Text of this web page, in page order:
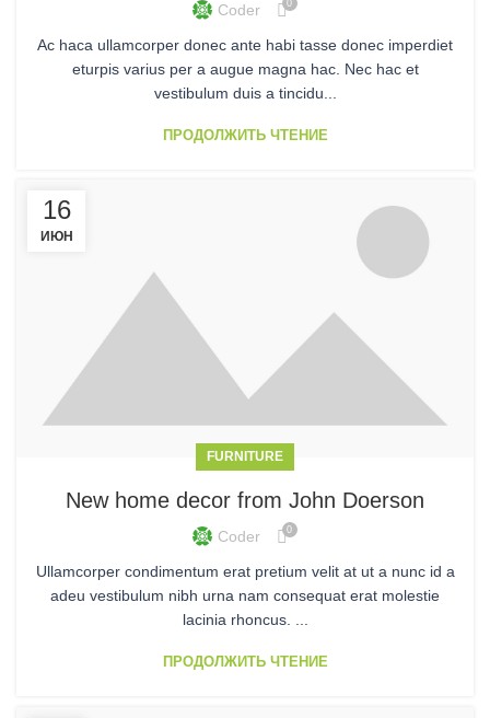
Coder 0
Ac haca ullamcorper donec ante habi tasse donec imperdiet
eturpis varius per a augue magna hac. Nec hac et
vestibulum duis a tincidu...
ПРОДОЛЖИТЬ ЧТЕНИЕ
16
ИЮН
FURNITURE
New home decor from John Doerson
Coder 0
Ullamcorper condimentum erat pretium velit at ut a nunc id a
adeu vestibulum nibh urna nam consequat erat molestie
lacinia rhoncus. ...
ПРОДОЛЖИТЬ ЧТЕНИЕ